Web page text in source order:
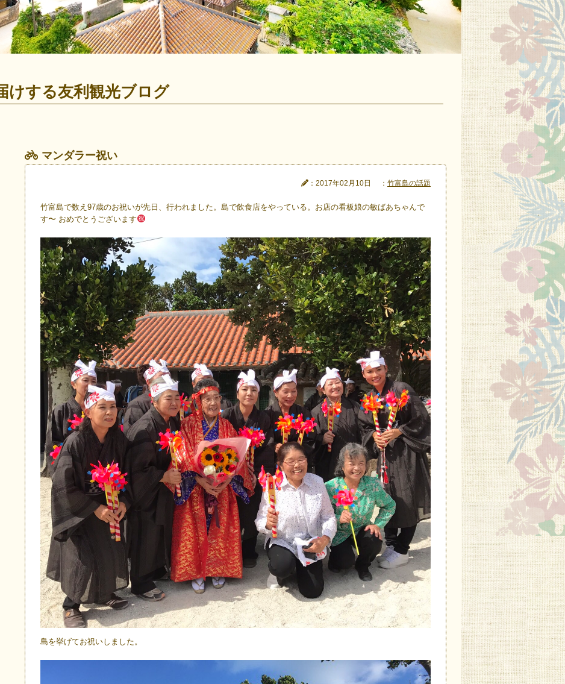
けする友利観光ブログ
マンダラー祝い
： 竹富島の話題
：2017年02月10日
竹富島で数え97歳のお祝いが先日、行われました。島で飲食店をやっている。お店の看板娘の敏ばあちゃんで
す〜 おめでとうございます
島を挙げてお祝いしました。